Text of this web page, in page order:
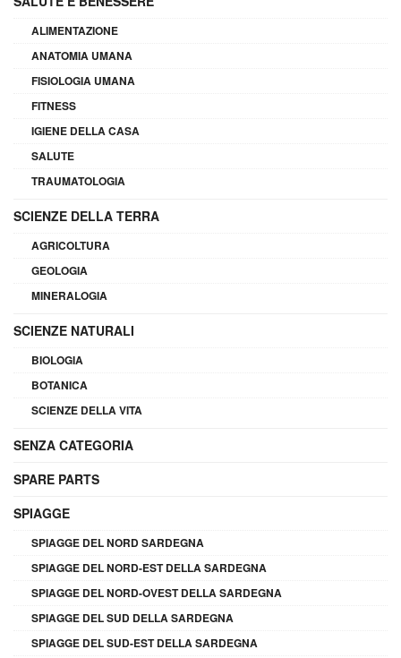
ALIMENTAZIONE
ANATOMIA UMANA
FISIOLOGIA UMANA
FITNESS
IGIENE DELLA CASA
SALUTE
TRAUMATOLOGIA
SCIENZE DELLA TERRA
AGRICOLTURA
GEOLOGIA
MINERALOGIA
SCIENZE NATURALI
BIOLOGIA
BOTANICA
SCIENZE DELLA VITA
SENZA CATEGORIA
SPARE PARTS
SPIAGGE
SPIAGGE DEL NORD SARDEGNA
SPIAGGE DEL NORD-EST DELLA SARDEGNA
SPIAGGE DEL NORD-OVEST DELLA SARDEGNA
SPIAGGE DEL SUD DELLA SARDEGNA
SPIAGGE DEL SUD-EST DELLA SARDEGNA